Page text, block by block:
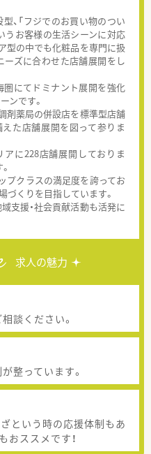
、「フジでのお買い物のつい
うお客様の生活シーンに対応
型の中でも化粧品を専門に扱
ズに合わせた店舗展開をし
にてドミナント展開を強化
ンです。
剤薬局の併設店を標準型店舗
た店舗展開を図って参りま
に228店舗展開しておりま
プクラスの満足度を誇ってお
づくりを目指しています。
支援・社会貢献活動も活発に
求人の魅力
談ください。
整っています。
という時の応援体制もあ
おススメです！